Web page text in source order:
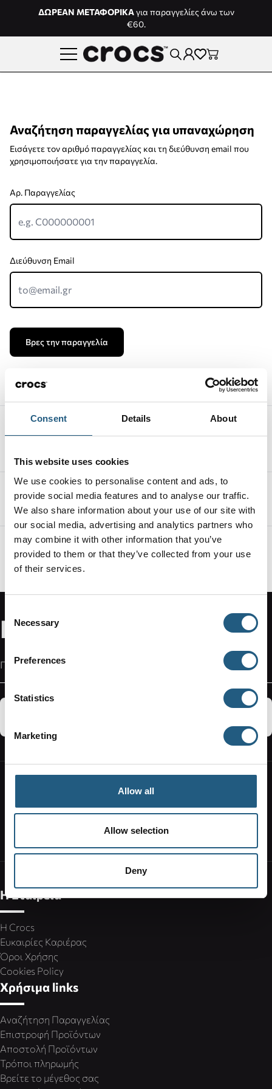
Consent Details About
This website uses cookies
We use cookies to personalise content and ads, to
provide social media features and to analyse our traffic.
We also share information about your use of our site with
our social media, advertising and analytics partners who
may combine it with other information that you’ve
provided to them or that they’ve collected from your use
of their services.
Selection
Necessary
Preferences
Statistics
Marketing
Allow all
Allow selection
Deny
Μετάβαση στο περιεχόμενο
ΔΩΡΕΑΝ ΜΕΤΑΦΟΡΙΚΑγια παραγγελίες άνω των
€60.
Αναζήτηση παραγγελίας για υπαναχώρηση
Εισάγετε τον αριθμό παραγγελίας και τη διεύθυνση email που
χρησιμοποιήσατε για την παραγγελία.
Αρ. Παραγγελίας
Διεύθυνση Email
Βρες την παραγγελία
Δωρεάν επιστροφές εντός 14 ημέρων
Εύκολη διαδικασία επιστροφής
Ασφαλείς Συναλλαγές
100% ασφαλείς συναλλαγές μέσω SSL
Κρυπτογραφημένη σύνδεση.
Newsletter Subscribe
ΣΥΝΔΕΘΕΙΤΕ ΣΤΟΝ ΛΟΓΑΡΙΑΣΜΟ ΣΑΣ
ΒΡΕΙΤΕ ΕΝΑ ΚΑΤΑΣΤΗΜΑ
Η Εταιρεία
Η Crocs
Ευκαιρίες Καριέρας
Όροι Χρήσης
Cookies Policy
Χρήσιμα links
Αναζήτηση Παραγγελίας
Επιστροφή Προϊόντων
Αποστολή Προϊόντων
Τρόποι πληρωμής
Βρείτε το μέγεθος σας